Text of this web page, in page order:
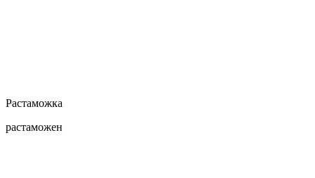
Растаможка
растаможен